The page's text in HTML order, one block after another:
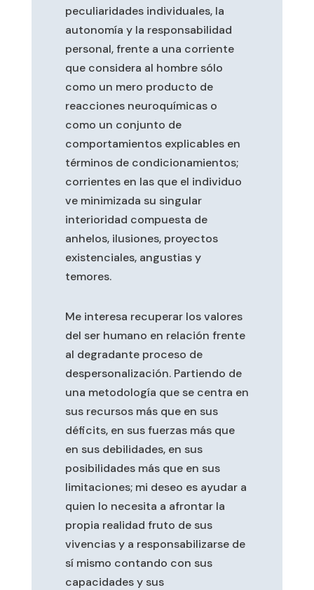
peculiaridades individuales, la
autonomía y la responsabilidad
personal, frente a una corriente
que considera al hombre sólo
como un mero producto de
reacciones neuroquímicas o
como un conjunto de
comportamientos explicables en
términos de condicionamientos;
corrientes en las que el individuo
ve minimizada su singular
interioridad compuesta de
anhelos, ilusiones, proyectos
existenciales, angustias y
temores.
Me interesa recuperar los valores
del ser humano en relación frente
al degradante proceso de
despersonalización. Partiendo de
una metodología que se centra en
sus recursos más que en sus
déficits, en sus fuerzas más que
en sus debilidades, en sus
posibilidades más que en sus
limitaciones; mi deseo es ayudar a
quien lo necesita a afrontar la
propia realidad fruto de sus
vivencias y a responsabilizarse de
sí mismo contando con sus
capacidades y sus